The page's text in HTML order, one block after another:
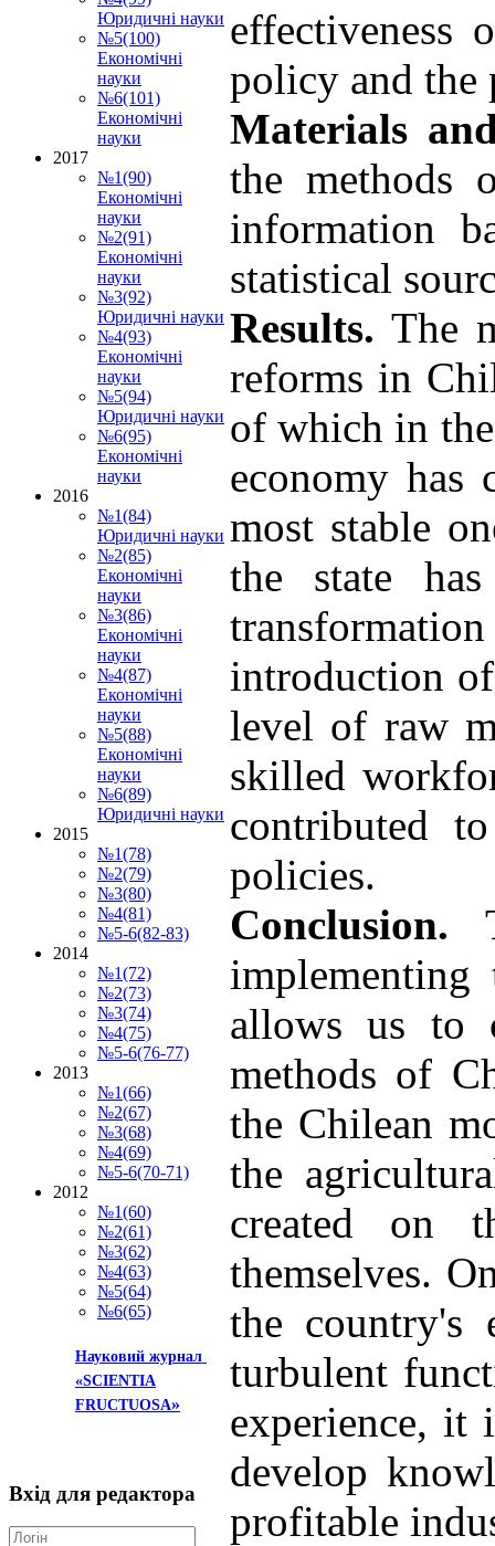
effectiveness
policy and
Materials
the methods
information
statistical
Results.The
reforms in
of which in
economy has
most stable
the state
introduction
level of raw
skilled
contributed
policies.
Conclusion.
allows us to
methods of
the Chilean
the
created on
themselves.
the country's
turbulent
experience, it
develop
profitable
Юридичні науки
№5(100)
Економічні
науки
№6(101)
Економічні
науки
2017
№1(90)
Економічні
науки
№2(91)
Економічні
науки
№3(92)
Юридичні науки
№4(93)
Економічні
науки
№5(94)
Юридичні науки
№6(95)
Економічні
науки
2016
№1(84)
Юридичні науки
№2(85)
Економічні
науки
№3(86)
Економічні
науки
№4(87)
Економічні
науки
№5(88)
Економічні
науки
№6(89)
Юридичні науки
2015
№1(78)
№2(79)
№3(80)
№4(81)
№5-6(82-83)
2014
№1(72)
№2(73)
№3(74)
№4(75)
№5-6(76-77)
2013
№1(66)
№2(67)
№3(68)
№4(69)
№5-6(70-71)
2012
№1(60)
№2(61)
№3(62)
№4(63)
№5(64)
№6(65)
Науковий журнал
«SCIENTIA
FRUCTUOSA»
Вхід для редактора